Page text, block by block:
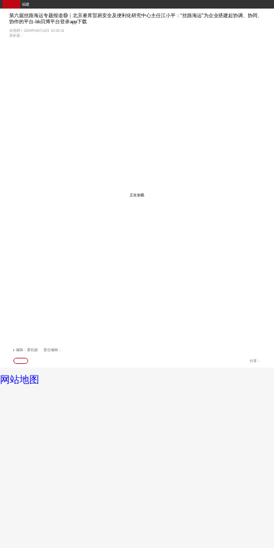
福建
第六届丝路海运专题报道⑲｜北京睿库贸易安全及便利化研究中心主任江小平：“丝路海运”为企业搭建起协调、协同、
协作的平台-bb贝博平台登录app下载
央视网 | 2024年09月10日 10:05:31
原标题：
正在加载
编辑：黄钰姣 责任编辑：
分享：
网站地图